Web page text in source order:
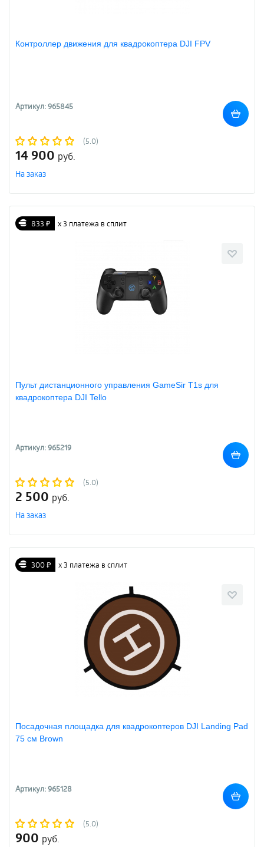
Контроллер движения для квадрокоптера DJI FPV
Артикул: 965845
(5.0)
14 900 руб.
На заказ
833 ₽ х 3 платежа в сплит
Пульт дистанционного управления GameSir T1s для
квадрокоптера DJI Tello
Артикул: 965219
(5.0)
2 500 руб.
На заказ
300 ₽ х 3 платежа в сплит
Посадочная площадка для квадрокоптеров DJI Landing Pad
75 см Brown
Артикул: 965128
(5.0)
900 руб.